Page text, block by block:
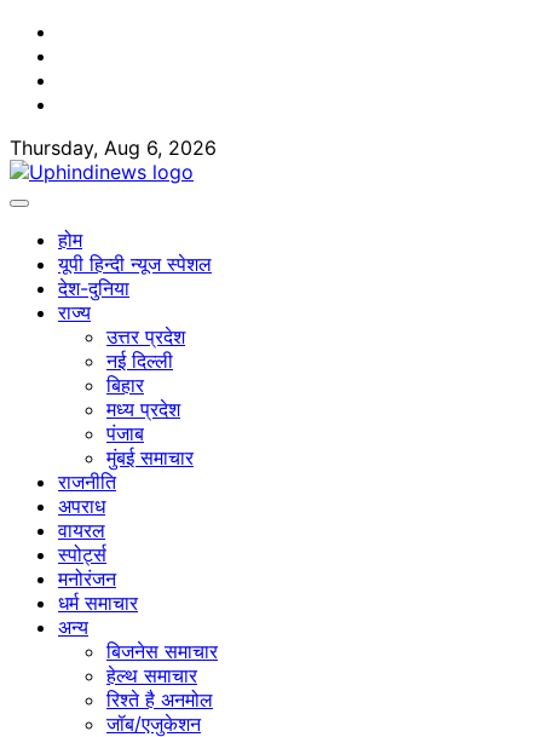
Skip
content
Thursday, Aug 6, 2026
होम
यूपी हिन्दी न्यूज स्पेशल
देश-दुनिया
राज्य
उत्तर प्रदेश
नई दिल्ली
बिहार
मध्य प्रदेश
पंजाब
मुंबई समाचार
राजनीति
अपराध
वायरल
स्पोर्ट्स
मनोरंजन
धर्म समाचार
अन्य
बिजनेस समाचार
हेल्थ समाचार
रिश्ते है अनमोल
जॉब/एजुकेशन